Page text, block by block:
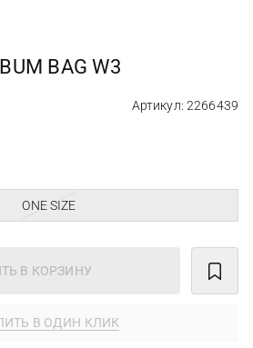
BAG W3
Артикул: 2266439
ONE SIZE
В КОРЗИНУ
В ОДИН КЛИК